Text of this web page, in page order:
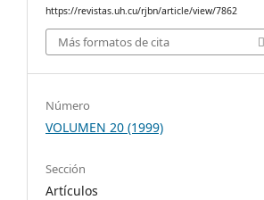
https://revistas.uh.cu/rjbn/article/view/7862
Más formatos de cita
Número
VOLUMEN 20 (1999)
Sección
Artículos